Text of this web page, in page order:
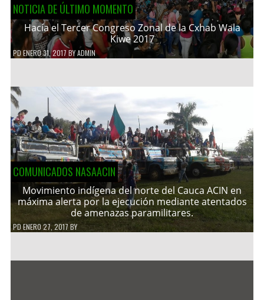
NOTICIA DE ÚLTIMO MOMENTO
Hacía el Tercer Congreso Zonal de la Cxhab Wala
Kiwe 2017
PDENERO 31, 2017 BYADMIN
COMUNICADOS NASAACIN
Movimiento indígena del norte del Cauca ACIN en
máxima alerta por la ejecución mediante atentados
de amenazas paramilitares.
PDENERO 27, 2017 BY